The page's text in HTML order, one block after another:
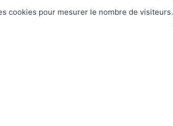
cookies pour mesurer le nombre de visiteurs.